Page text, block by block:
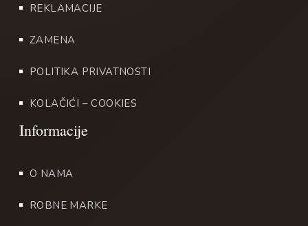
REKLAMACIJE
ZAMENA
POLITIKA PRIVATNOSTI
KOLAČIĆI – COOKIES
O NAMA
ROBNE MARKE